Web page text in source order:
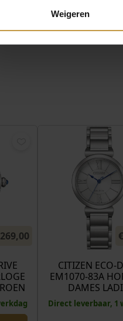
Weigeren
Horloges Eco Drive
269,00 €
CITIZEN ECO-
EM1070-83A
DAMES
Direct leverbaar, 1